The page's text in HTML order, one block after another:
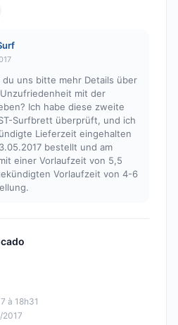
uns bitte mehr Details über
mit der
Ich habe diese zweite
Surfbrett überprüft, und ich
Lieferzeit eingehalten
bestellt und am
einer Vorlaufzeit von 5,5
Vorlaufzeit von 4-6
à 18h31
2017